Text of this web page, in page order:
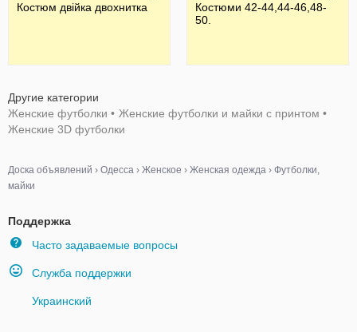
Костюм двійка двохнитка
Костюми 42-44,44-46,48-
50.
Другие категории
Женские футболки • Женские футболки и майки с принтом •
Женские 3D футболки
Доска объявлений › Одесса › Женское › Женская одежда › Футболки,
майки
Поддержка
Часто задаваемые вопросы
Служба поддержки
Украинский